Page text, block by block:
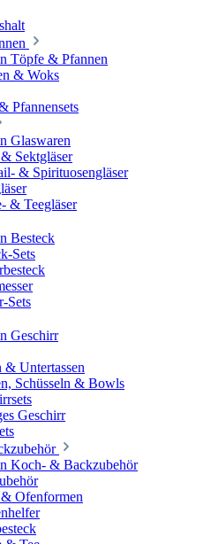
Töpfe & Pfannen
& Woks
Pfannensets
Glaswaren
Sektgläser
& Spirituosengläser
& Teegläser
Besteck
Sets
Sets
Geschirr
& Untertassen
Schüsseln & Bowls
Geschirr
Koch- & Backzubehör
Ofenformen